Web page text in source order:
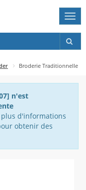
Broderie Traditionnelle
n'est
d'informations
obtenir des